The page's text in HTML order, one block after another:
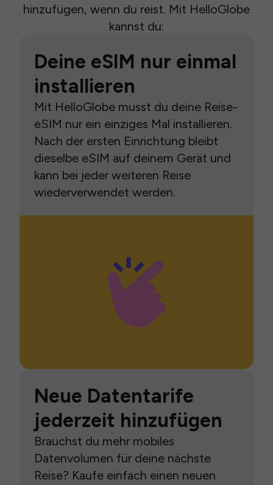
hinzufügen, wenn du reist. Mit HelloGlobe
kannst du:
Deine eSIM nur einmal
installieren
Mit HelloGlobe musst du deine Reise-
eSIM nur ein einziges Mal installieren.
Nach der ersten Einrichtung bleibt
dieselbe eSIM auf deinem Gerät und
kann bei jeder weiteren Reise
wiederverwendet werden.
Neue Datentarife
jederzeit hinzufügen
Brauchst du mehr mobiles
Datenvolumen für deine nächste
Reise? Kaufe einfach einen neuen